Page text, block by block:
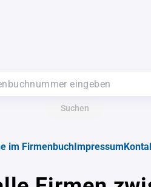
Suchen
im FirmenbuchImpressum